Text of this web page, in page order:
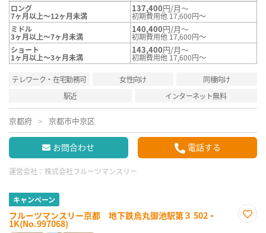
ロング
7ヶ月以上～12ヶ月未満
137,400円/月～
初期費用他 17,600円～
ミドル
3ヶ月以上～7ヶ月未満
140,400円/月～
初期費用他 17,600円～
ショート
1ヶ月以上～3ヶ月未満
143,400円/月～
初期費用他 17,600円～
テレワーク・在宅勤務可 女性向け
同棲向け
駅近
インターネット無料
京都府 京都市中京区
お問合わせ 電話する
運営会社： 株式会社フルーツマンスリー
キャンペーン
フルーツマンスリー京都 地下鉄烏丸御池駅第３ 502・
1K(No.997068)